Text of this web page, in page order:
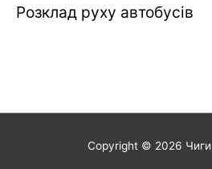
Розклад руху автобусів
Copyright © 2026